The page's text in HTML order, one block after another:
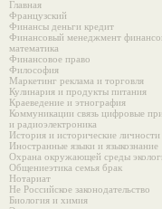
Главная
Французский
Финансы деньги кредит
Финансовый менеджмент
математика
Финансовое право
Философия
Маркетинг реклама и торговля
Кулинария и продукты питания
Краеведение и этнография
Коммуникации связь цифровые
и радиоэлектроника
История и исторические личности
Иностранные языки и языкознание
Охрана окружающей среды
Общениеэтика семья брак
Нотариат
Не Российское законодательство
Биология и химия